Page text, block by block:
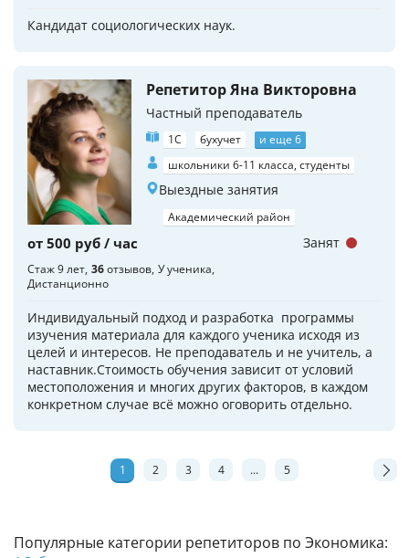
Популярные категории репетиторов по Экономика:
Кандидат социологических наук.
Репетитор Яна Викторовна
Частный преподаватель
1С бухучет
и еще 6
школьники 6-11 класса, студенты
Выездные занятия
Академический район
от 500 руб / час
Стаж 9 лет 36отзывов У ученика
Дистанционно
Индивидуальный подход и разработка программы
изучения материала для каждого ученика исходя из
целей и интересов. Не преподаватель и не учитель, а
наставник.Стоимость обучения зависит от условий
местоположения и многих других факторов, в каждом
конкретном случае всё можно оговорить отдельно.
Занят
1 2 3 4 ... 5